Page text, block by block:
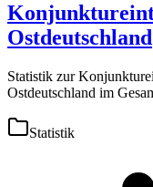
Ostdeutschland
Statistik zur
Ostdeutschland im
Statistik